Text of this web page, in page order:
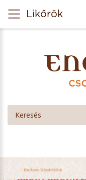
Likőrök